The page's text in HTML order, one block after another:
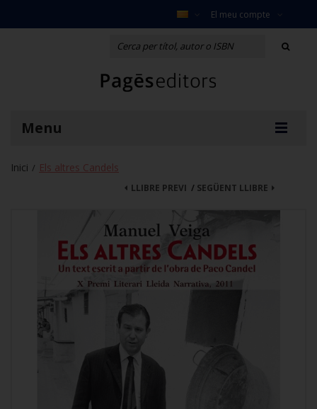
El meu compte
Menu
Inici / Els altres Candels
SEGÜENT LLIBRE
LLIBRE PREVI /